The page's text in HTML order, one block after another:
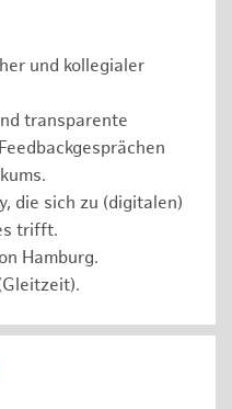
und kollegialer
transparente
die sich zu (digitalen)
trifft.
Hamburg.